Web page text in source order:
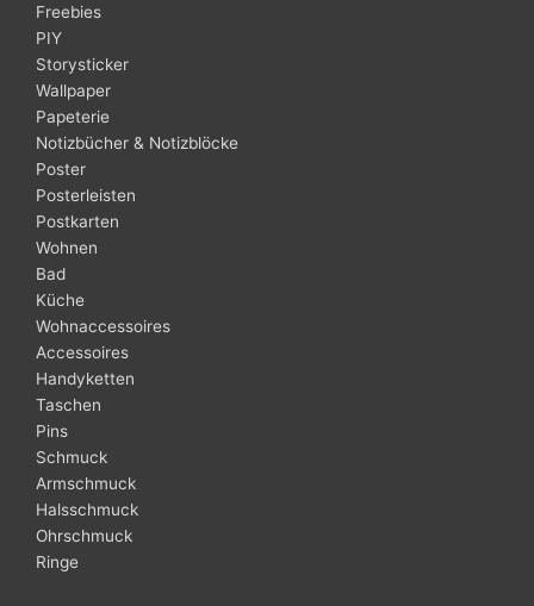
Freebies
PIY
Storysticker
Wallpaper
Papeterie
Notizbücher & Notizblöcke
Poster
Posterleisten
Postkarten
Wohnen
Bad
Küche
Wohnaccessoires
Accessoires
Handyketten
Taschen
Pins
Schmuck
Armschmuck
Halsschmuck
Ohrschmuck
Ringe